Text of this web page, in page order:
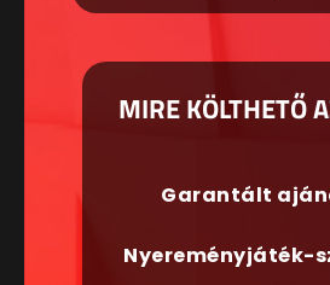
MIRE KÖLTHETŐ
Garantált
Nyereményjáték-